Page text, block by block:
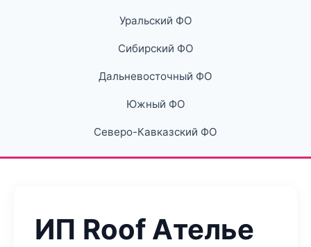
Уральский ФО
Сибирский ФО
Дальневосточный ФО
Южный ФО
Северо-Кавказский ФО
ИП Roof Ателье